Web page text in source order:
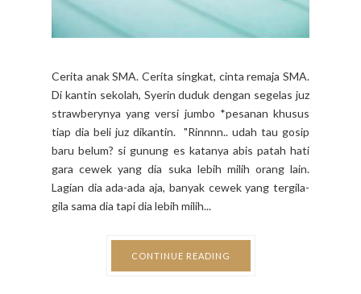
Cerita anak SMA. Cerita singkat, cinta remaja SMA.
Di kantin sekolah, Syerin duduk dengan segelas juz
strawberynya yang versi jumbo *pesanan khusus
tiap dia beli juz dikantin. "Rinnnn.. udah tau gosip
baru belum? si gunung es katanya abis patah hati
gara cewek yang dia suka lebih milih orang lain.
Lagian dia ada-ada aja, banyak cewek yang tergila-
gila sama dia tapi dia lebih milih...
CONTINUE READING